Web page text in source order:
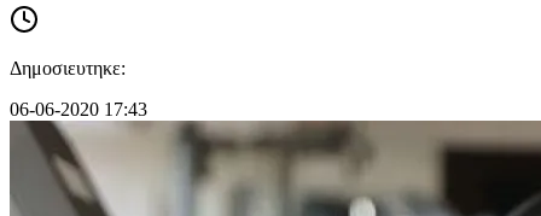
Δημοσιευτηκε:
06-06-2020 17:43